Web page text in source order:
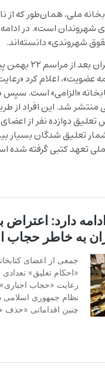
ملی، همان‌طور
است». در
شهروندی» دانسته‌اند.
سازمان
۷ ماده ۱۰ شیوه‌نامه
«الزامی» است.
منتشر شد. این افراد از
دوازده نفر از
تعلیق شدگان بسیار
ملی تعهد کتبی گرفته شده